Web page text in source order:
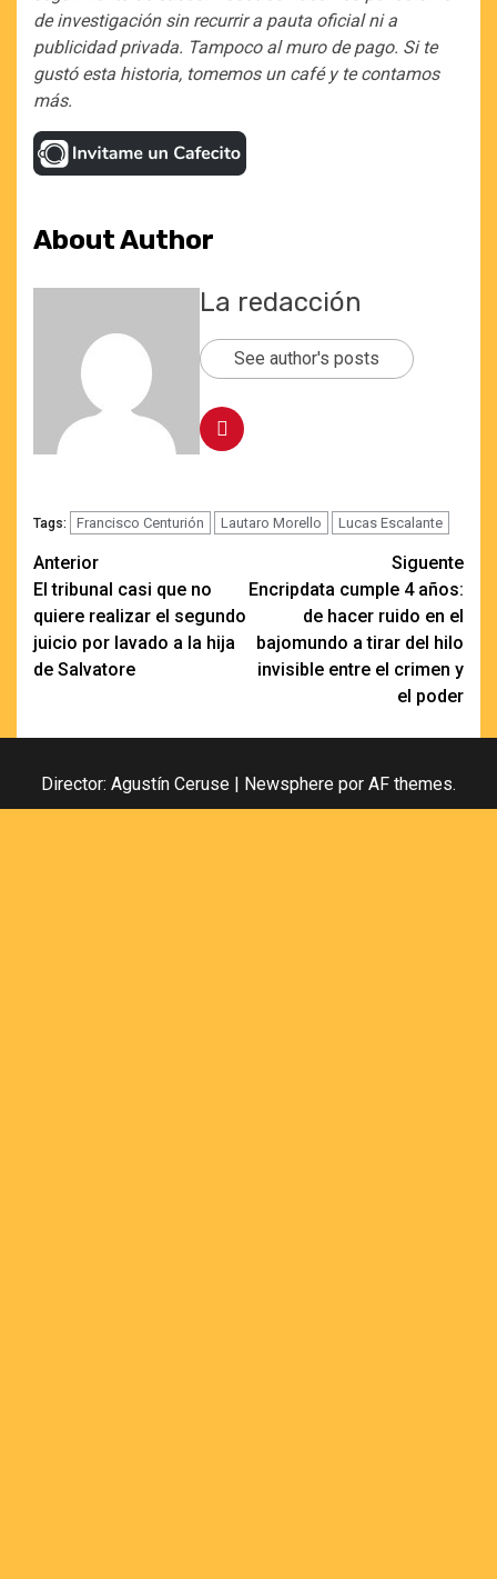
de investigación sin recurrir a pauta oficial ni a
publicidad privada. Tampoco al muro de pago. Si te
gustó esta historia, tomemos un café y te contamos
más.
About Author
La redacción
See author's posts
Tags: Francisco Centurión Lautaro Morello Lucas Escalante
Navegación
de
entradas
Anterior
El tribunal casi que no
quiere realizar el segundo
juicio por lavado a la hija
de Salvatore
Siguente
Encripdata cumple 4 años:
de hacer ruido en el
bajomundo a tirar del hilo
invisible entre el crimen y
el poder
Director: Agustín Ceruse | Newsphere por AF themes.